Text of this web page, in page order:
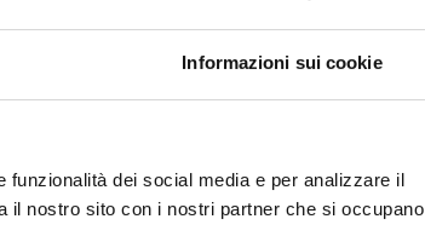
Informazioni sui cookie
dei social media e per analizzare il
il nostro sito con i nostri partner che si occupano